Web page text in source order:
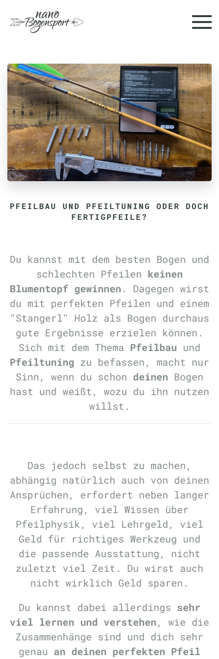
Skip to main content
PFEILBAU UND PFEILTUNING ODER DOCH
FERTIGPFEILE?
Du kannst mit dem besten Bogen und
schlechten Pfeilen keinen
Blumentopf gewinnen . Dagegen wirst
du mit perfekten Pfeilen und einem
"Stangerl" Holz als Bogen durchaus
gute Ergebnisse erzielen können.
Sich mit dem Thema Pfeilbau und
Pfeiltuning zu befassen, macht nur
Sinn, wenn du schon deinen Bogen
hast und weißt, wozu du ihn nutzen
willst.
Das jedoch selbst zu machen,
abhängig natürlich auch von deinen
Ansprüchen, erfordert neben langer
Erfahrung, viel Wissen über
Pfeilphysik, viel Lehrgeld, viel
Geld für richtiges Werkzeug und
die passende Ausstattung, nicht
zuletzt viel Zeit. Du wirst auch
nicht wirklich Geld sparen.
Du kannst dabei allerdings sehr
viel lernen und verstehen, wie die
Zusammenhänge sind und dich sehr
genau an deinen perfekten Pfeil